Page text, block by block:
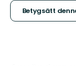
Betygsätt